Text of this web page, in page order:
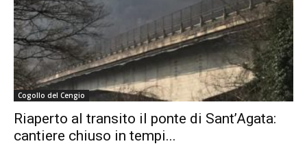
Cogollo del Cengio
Riaperto al transito il ponte di Sant’Agata:
cantiere chiuso in tempi...